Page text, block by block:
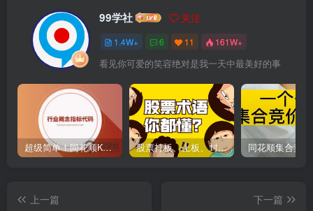
99学社 关注
1.4W+ 6 11 161W+
看见你可爱的笑容绝对是我一天中最美好的事
超级简单！同花顺K线界面显示行业概念指标代码图解 股票打板、上板、封板、翘板、炸板是什么意思？炒股你必须懂的暗语！
上一篇
下一篇